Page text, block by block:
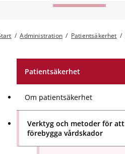
/ Administration / Patientsäkerhet /
Patientsäkerhet
Om patientsäkerhet
Verktyg och metoder för att
förebygga vårdskador